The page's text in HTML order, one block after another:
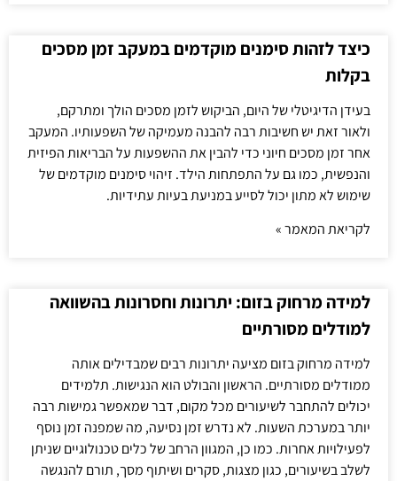
כיצד לזהות סימנים מוקדמים במעקב זמן מסכים
בקלות
בעידן הדיגיטלי של היום, הביקוש לזמן מסכים הולך ומתרקם,
ולאור זאת יש חשיבות רבה להבנה מעמיקה של השפעותיו. המעקב
אחר זמן מסכים חיוני כדי להבין את ההשפעות על הבריאות הפיזית
והנפשית, כמו גם על התפתחות הילד. זיהוי סימנים מוקדמים של
שימוש לא מתון יכול לסייע במניעת בעיות עתידיות.
לקריאת המאמר »
למידה מרחוק בזום: יתרונות וחסרונות בהשוואה
למודלים מסורתיים
למידה מרחוק בזום מציעה יתרונות רבים שמבדילים אותה
ממודלים מסורתיים. הראשון והבולט הוא הנגישות. תלמידים
יכולים להתחבר לשיעורים מכל מקום, דבר שמאפשר גמישות רבה
יותר במערכת השעות. לא נדרש זמן נסיעה, מה שמפנה זמן נוסף
לפעילויות אחרות. כמו כן, המגוון הרחב של כלים טכנולוגיים שניתן
לשלב בשיעורים, כגון מצגות, סקרים ושיתוף מסך, תורם להנגשה